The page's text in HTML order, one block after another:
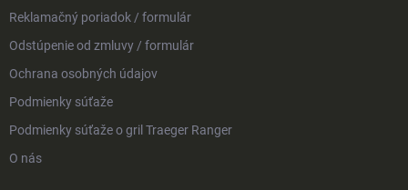
Reklamačný poriadok / formulár
Odstúpenie od zmluvy / formulár
Ochrana osobných údajov
Podmienky súťaže
Podmienky súťaže o gril Traeger Ranger
O nás